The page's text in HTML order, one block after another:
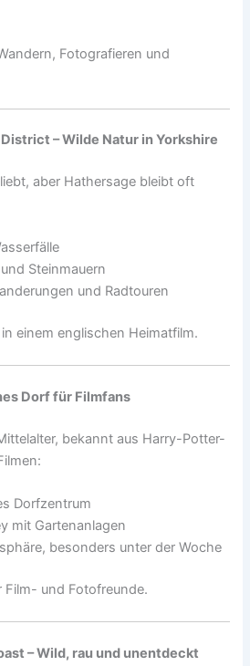
Fotografieren und
– Wilde Natur in Yorkshire
aber Hathersage bleibt oft
Steinmauern
und Radtouren
einem englischen Heimatfilm.
Dorf für Filmfans
bekannt aus Harry-Potter-
Dorfzentrum
mit Gartenanlagen
besonders unter der Woche
Film- und Fotofreunde.
– Wild, rau und unentdeckt